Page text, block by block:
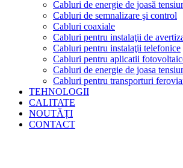
Cabluri de energie de joasă
Cabluri de semnalizare şi control
Cabluri coaxiale
Cabluri pentru instalaţii de
Cabluri pentru instalaţii telefonice
Cabluri pentru aplicatii
Cabluri de energie de joasa
Cabluri pentru transporturi
TEHNOLOGII
CALITATE
NOUTĂȚI
CONTACT